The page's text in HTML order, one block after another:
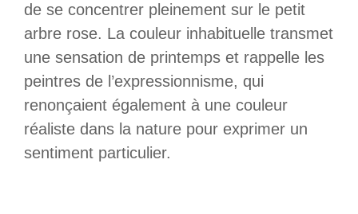
de se concentrer pleinement sur le petit
arbre rose. La couleur inhabituelle transmet
une sensation de printemps et rappelle les
peintres de l’expressionnisme, qui
renonçaient également à une couleur
réaliste dans la nature pour exprimer un
sentiment particulier.